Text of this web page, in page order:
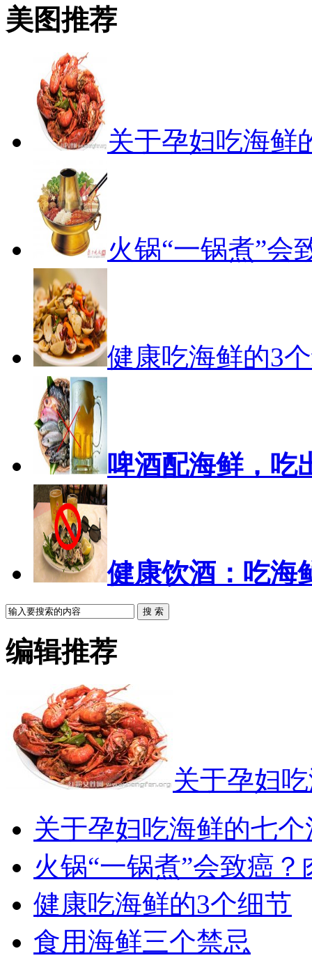
美图推荐
关于孕妇吃海鲜
火锅“一锅煮”会
健康吃海鲜的3
啤酒配海鲜，吃
健康饮酒：吃海
搜 索
编辑推荐
关于孕妇
关于孕妇吃海鲜的七
火锅“一锅煮”会致癌
健康吃海鲜的3个细节
食用海鲜三个禁忌